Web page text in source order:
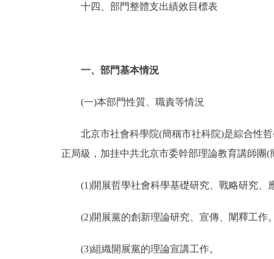
十四、部門整體支出績效目標表
一、部門基本情況
(一)本部門性質、職責等情況
北京市社會科學院(簡稱市社科院)是綜合性哲
正局級，加挂中共北京市委幹部理論教育講師團
(1)開展哲學社會科學基礎研究、戰略研究、
(2)開展黨的創新理論研究、宣傳、闡釋工作
(3)組織開展黨的理論宣講工作。